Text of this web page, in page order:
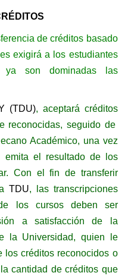
de créditos basado
exigirá a los estudiantes
son dominadas las
(TDU), aceptará créditos
reconocidas, seguido de
Académico, una vez
emita el resultado de los
Con el fin de transferir
TDU, las transcripciones
los cursos deben ser
a satisfacción de la
la Universidad, quien le
los créditos reconocidos o
cantidad de créditos que